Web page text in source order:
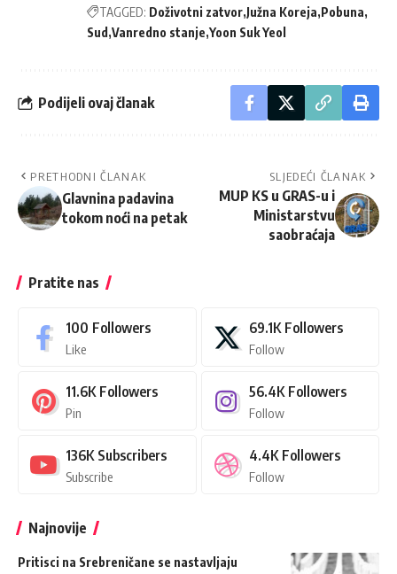
TAGGED: Doživotni zatvor Južna Koreja Pobuna
Sud Vanredno stanje Yoon Suk Yeol
Podijeli ovaj članak
PRETHODNI ČLANAK
Glavnina padavina
tokom noći na petak
SLJEDEĆI ČLANAK
MUP KS u GRAS-u i
Ministarstvu
saobraćaja
Pratite nas
100 Followers
Like
69.1K Followers
Follow
11.6K Followers
Pin
56.4K Followers
Follow
136K Subscribers
Subscribe
4.4K Followers
Follow
Najnovije
Pritisci na Srebreničane se nastavljaju